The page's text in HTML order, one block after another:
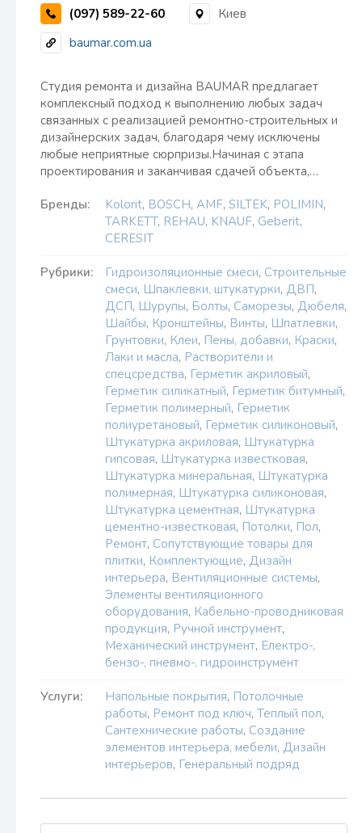
(097) 589-22-60
Киев
baumar.com.ua
Студия ремонта и дизайна BAUMAR предлагает
комплексный подход к выполнению любых задач
связанных с реализацией ремонтно-строительных и
дизайнерских задач, благодаря чему исключены
любые неприятные сюрпризы.Начиная с этапа
проектирования и заканчивая сдачей объекта,…
Бренды: Kolorit, BOSCH, AMF, SILTEK, POLIMIN,
TARKETT, REHAU, KNAUF, Geberit,
CERESIT
Рубрики: Гидроизоляционные смеси, Строительные
смеси, Шпаклевки, штукатурки, ДВП,
ДСП, Шурупы, Болты, Саморезы, Дюбеля,
Шайбы, Кронштейны, Винты, Шпатлевки,
Грунтовки, Клеи, Пены, добавки, Краски,
Лаки и масла, Растворители и
спецсредства, Герметик акриловый,
Герметик силикатный, Герметик битумный,
Герметик полимерный, Герметик
полиуретановый, Герметик силиконовый,
Штукатурка акриловая, Штукатурка
гипсовая, Штукатурка известковая,
Штукатурка минеральная, Штукатурка
полимерная, Штукатурка силиконовая,
Штукатурка цементная, Штукатурка
цементно-известковая, Потолки, Пол,
Ремонт, Сопутствующие товары для
плитки, Комплектующие, Дизайн
интерьера, Вентиляционные системы,
Элементы вентиляционного
оборудования, Кабельно-проводниковая
продукция, Ручной инструмент,
Механический инструмент, Електро-,
бензо-, пневмо-, гидроинструмент
Услуги: Напольные покрытия, Потолочные
работы, Ремонт под ключ, Теплый пол,
Сантехнические работы, Создание
элементов интерьера, мебели, Дизайн
интерьеров, Генеральный подряд